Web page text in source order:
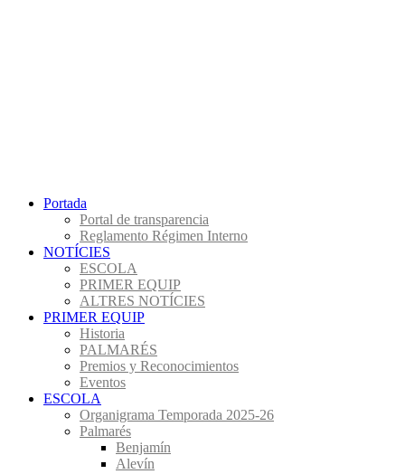
Portada
Portal de transparencia
Reglamento Régimen Interno
NOTÍCIES
ESCOLA
PRIMER EQUIP
ALTRES NOTÍCIES
PRIMER EQUIP
Historia
PALMARÉS
Premios y Reconocimientos
Eventos
ESCOLA
Organigrama Temporada 2025-26
Palmarés
Benjamín
Alevín